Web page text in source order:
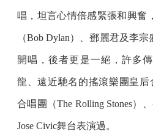
唱，坦言心情倍感緊張和興奮
（Bob Dylan）、鄧麗君及李
開唱，後者更是一絕，許多
龍、遠近馳名的搖滾樂團皇后
合唱團（The Rolling Stones）
Jose Civic舞台表演過。